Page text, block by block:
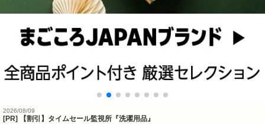
2026/08/09
[PR] 【割引】タイムセール監視所『洗濯用品』